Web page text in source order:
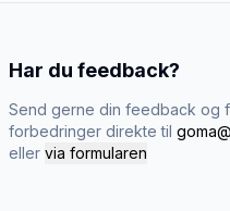
Har du feedback?
Send gerne din feedback og
forbedringer direkte til
eller via formularen